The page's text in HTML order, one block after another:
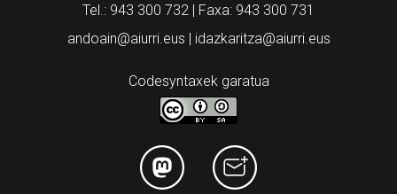
Tel.: 943 300 732 | Faxa: 943 300 731
andoain@aiurri.eus | idazkaritza@aiurri.eus
Codesyntaxek garatua